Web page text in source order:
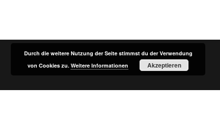
Durch die weitere Nutzung der Seite stimmst du der Verwendung
von Cookies zu.Weitere Informationen Akzeptieren